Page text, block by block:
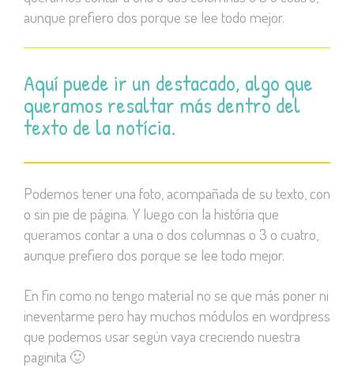
aunque prefiero dos porque se lee todo mejor.
Aquí puede ir un destacado, algo que
queramos resaltar más dentro del
texto de la notícia.
Podemos tener una foto, acompañada de su texto, con
o sin pie de página. Y luego con la história que
queramos contar a una o dos columnas o 3 o cuatro,
aunque prefiero dos porque se lee todo mejor.
En fin como no tengo material no se que más poner ni
ineventarme pero hay muchos módulos en wordpress
que podemos usar según vaya creciendo nuestra
paginita 🙂